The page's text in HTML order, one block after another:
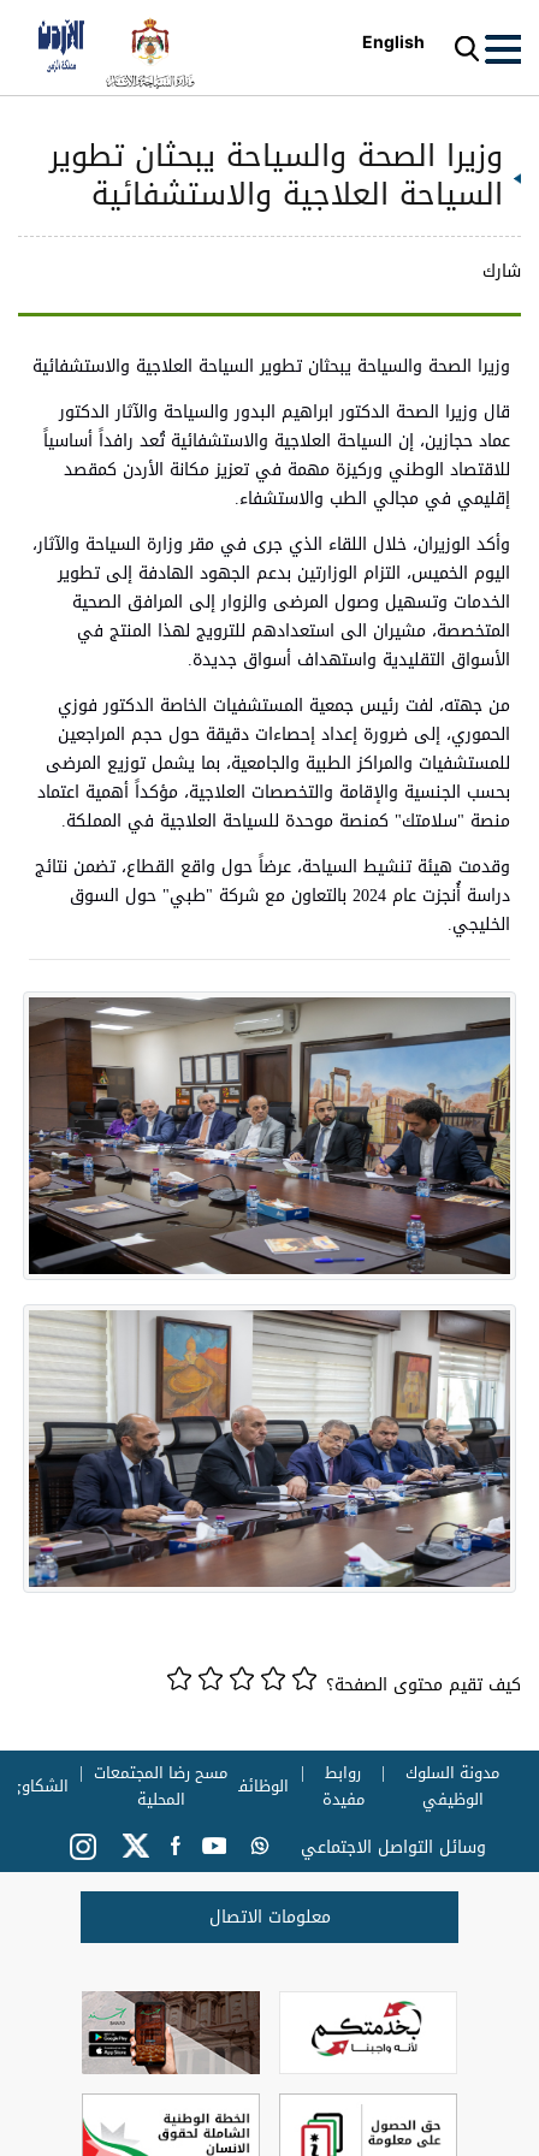
English
وزيرا الصحة والسياحة يبحثان تطوير
السياحة العلاجية والاستشفائية
شارك
وزيرا الصحة والسياحة يبحثان تطوير السياحة العلاجية والاستشفائية
قال وزيرا الصحة الدكتور ابراهيم البدور والسياحة والآثار الدكتور
عماد حجازين، إن السياحة العلاجية والاستشفائية تُعد رافداً أساسياً
للاقتصاد الوطني وركيزة مهمة في تعزيز مكانة الأردن كمقصد
إقليمي في مجالي الطب والاستشفاء.
وأكد الوزيران، خلال اللقاء الذي جرى في مقر وزارة السياحة والآثار،
اليوم الخميس، التزام الوزارتين بدعم الجهود الهادفة إلى تطوير
الخدمات وتسهيل وصول المرضى والزوار إلى المرافق الصحية
المتخصصة، مشيران الى استعدادهم للترويج لهذا المنتج في
الأسواق التقليدية واستهداف أسواق جديدة.
من جهته، لفت رئيس جمعية المستشفيات الخاصة الدكتور فوزي
الحموري، إلى ضرورة إعداد إحصاءات دقيقة حول حجم المراجعين
للمستشفيات والمراكز الطبية والجامعية، بما يشمل توزيع المرضى
بحسب الجنسية والإقامة والتخصصات العلاجية، مؤكداً أهمية اعتماد
منصة "سلامتك" كمنصة موحدة للسياحة العلاجية في المملكة.
وقدمت هيئة تنشيط السياحة، عرضاً حول واقع القطاع، تضمن نتائج
دراسة أُنجزت عام 2024 بالتعاون مع شركة "طبي" حول السوق
الخليجي.
كيف تقيم محتوى الصفحة؟
مدونة السلوك
الوظيفي
روابط
مفيدة
الوظائف مسح رضا المجتمعات
المحلية
الشكاوي
وسائل التواصل الاجتماعي
معلومات الاتصال